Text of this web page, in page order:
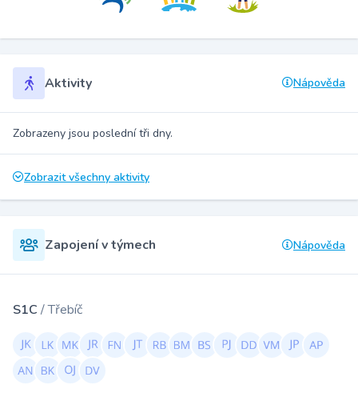
Aktivity Nápověda
Zobrazeny jsou poslední tři dny.
Zobrazit všechny aktivity
Zapojení v týmech Nápověda
S1C / Třebíč